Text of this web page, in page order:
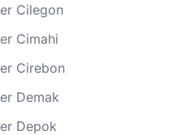
Cilegon
Cimahi
Cirebon
Demak
Depok